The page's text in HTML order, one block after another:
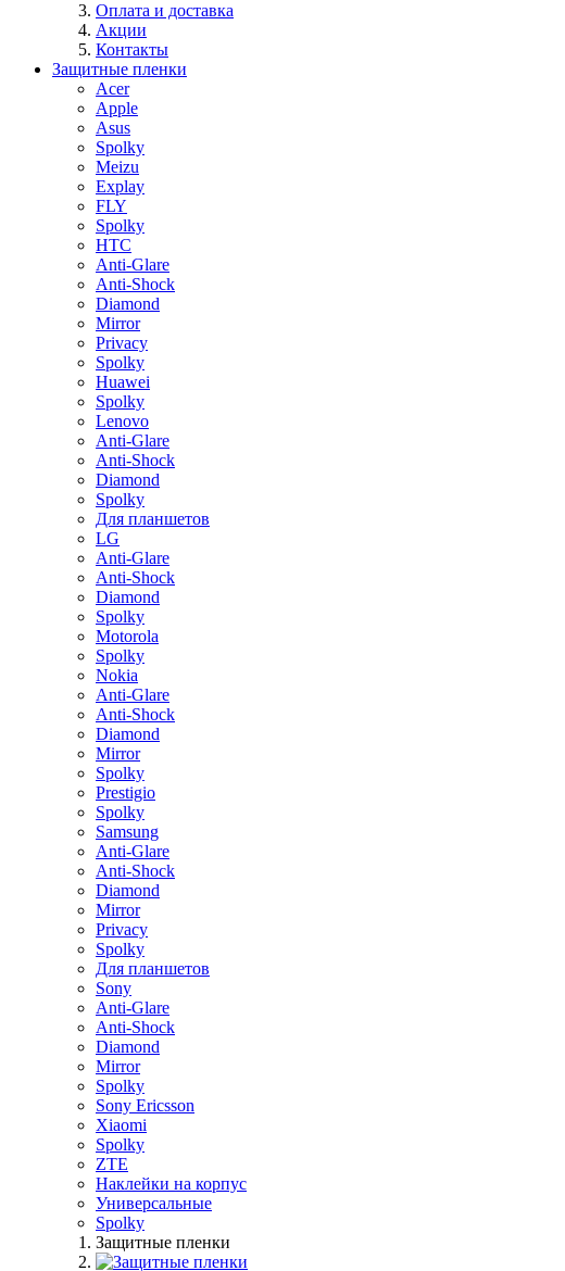
Оплата и доставка
Акции
Контакты
Защитные пленки
Acer
Apple
Asus
Spolky
Meizu
Explay
FLY
Spolky
HTC
Anti-Glare
Anti-Shock
Diamond
Mirror
Privacy
Spolky
Huawei
Spolky
Lenovo
Anti-Glare
Anti-Shock
Diamond
Spolky
Для планшетов
LG
Anti-Glare
Anti-Shock
Diamond
Spolky
Motorola
Spolky
Nokia
Anti-Glare
Anti-Shock
Diamond
Mirror
Spolky
Prestigio
Spolky
Samsung
Anti-Glare
Anti-Shock
Diamond
Mirror
Privacy
Spolky
Для планшетов
Sony
Anti-Glare
Anti-Shock
Diamond
Mirror
Spolky
Sony Ericsson
Xiaomi
Spolky
ZTE
Наклейки на корпус
Универсальные
Spolky
Защитные пленки